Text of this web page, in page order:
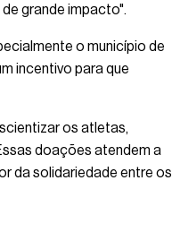
grande impacto".
o município de
incentivo para que
os atletas,
doações atendem a
da solidariedade entre os